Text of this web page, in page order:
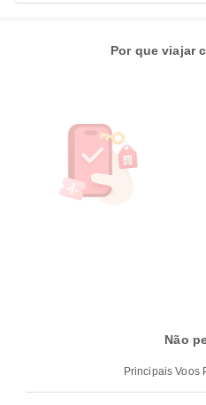
Por que viajar
Não
Principais Voos